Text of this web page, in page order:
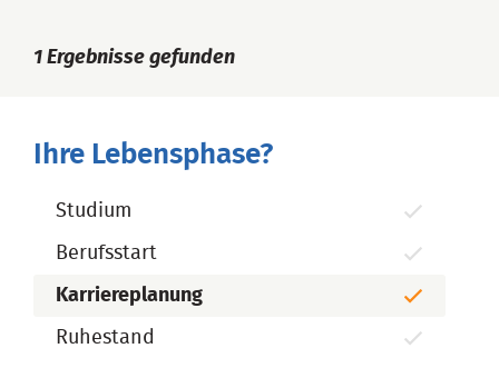
1 Ergebnisse gefunden
Ihre Lebensphase?
Studium
Berufsstart
Karriereplanung
Ruhestand